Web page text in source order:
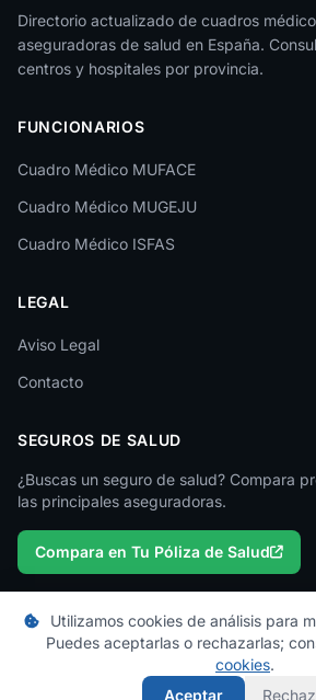
Jaén
La Rioja
León
Lleida
Lugo
Málaga
Melilla
Murcia
Palencia
Pontevedra
Salamanca
Santa Cruz de Tenerife
Directorio actualizado de cuadros
aseguradoras de salud en España.
centros y hospitales por provincia.
FUNCIONARIOS
Cuadro Médico MUFACE
Cuadro Médico MUGEJU
Cuadro Médico ISFAS
LEGAL
Aviso Legal
Contacto
SEGUROS DE SALUD
¿Buscas un seguro de salud? Compara
las principales aseguradoras.
Compara en Tu Póliza de Salud
© 2026 micuadromedico.es — Un proyecto
Los cuadros médicos se actualizan
Utilizamos cookies de análisis para
Puedes aceptarlas o rechazarlas;
cookies.
Aceptar